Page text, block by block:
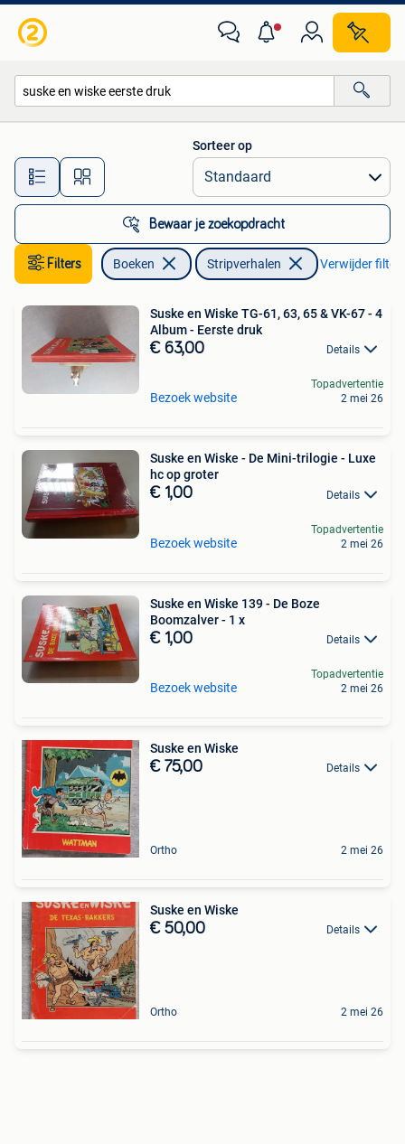
Alle afstanden…
Sorteer op
Bewaar je zoekopdracht
Filters Boeken Stripverhalen Verwijder
Suske en Wiske TG-61, 63, 65 & VK-67 - 4
Album - Eerste druk
€ 63,00 Details
Bezoek website
Topadvertentie
2 mei 26
Suske en Wiske - De Mini-trilogie - Luxe
hc op groter
€ 1,00 Details
Bezoek website
Topadvertentie
2 mei 26
Suske en Wiske 139 - De Boze
Boomzalver - 1 x
€ 1,00 Details
Bezoek website
Topadvertentie
2 mei 26
Suske en Wiske
€ 75,00 Details
Ortho 2 mei 26
Suske en Wiske
€ 50,00 Details
Ortho 2 mei 26